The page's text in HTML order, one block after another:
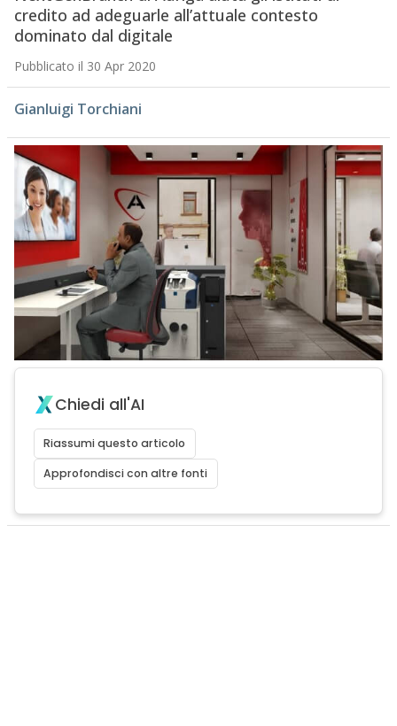
credito ad adeguarle all’attuale contesto
dominato dal digitale
Pubblicato il 30 Apr 2020
Gianluigi Torchiani
Chiedi all'AI
Riassumi questo articolo
Approfondisci con altre fonti